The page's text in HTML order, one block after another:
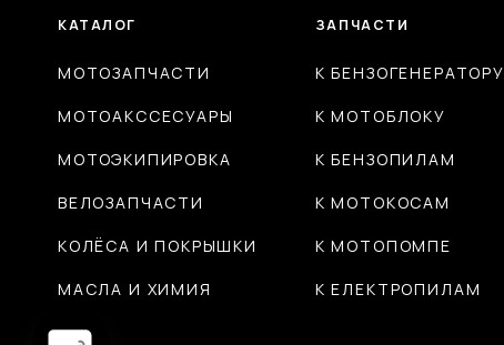
КАТАЛОГ
МОТОЗАПЧАСТИ
МОТОАКССЕСУАРЫ
МОТОЭКИПИРОВКА
ВЕЛОЗАПЧАСТИ
КОЛЁСА И ПОКРЫШКИ
МАСЛА И ХИМИЯ
ЗАПЧАСТИ
К БЕНЗОГЕНЕРАТОРУ
К МОТОБЛОКУ
К БЕНЗОПИЛАМ
К МОТОКОСАМ
К МОТОПОМПЕ
К ЕЛЕКТРОПИЛАМ